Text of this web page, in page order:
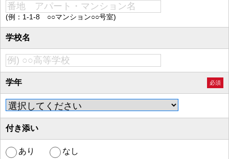
(例：1-1-8 ○○マンション○○号室)
学校名
学年 必須
付き添い
あり
なし